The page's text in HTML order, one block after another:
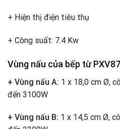
+ Hiện thị điện tiêu thụ
+ Công suất: 7.4 Kw
Vùng nấu của bếp từ
+ Vùng nấu A: 1 x 18,0 cm Ø,
đến 3100W
+ Vùng nấu B: 1 x 14,5 cm Ø,